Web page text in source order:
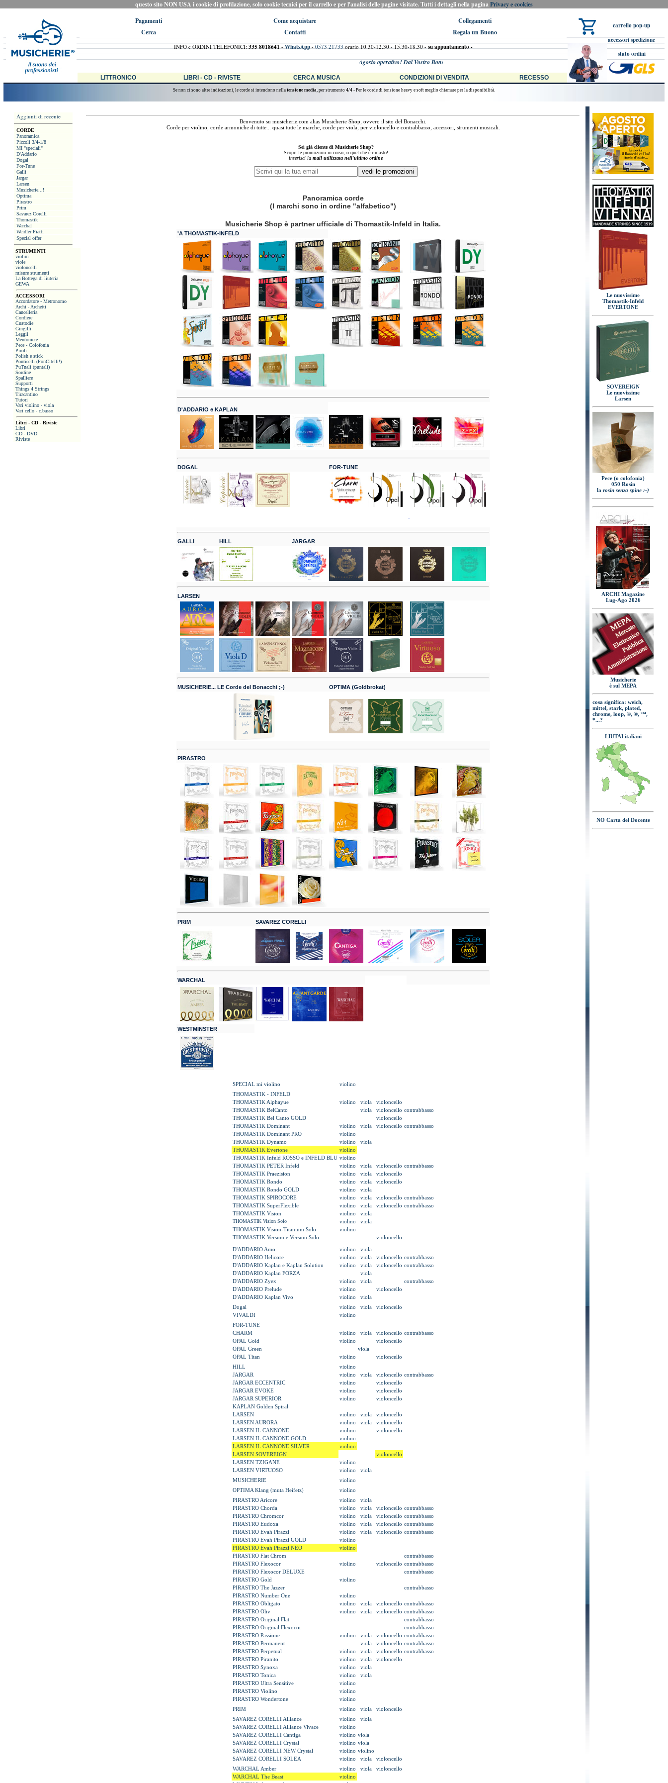
questo sito NON USA i cookie di profilazione, solo cookie tecnici per il carrello e per l'analisi delle pagine visitate. Tutti i dettagli nella paginaPrivacy e cookies
Pagamenti
Come acquistare
Collegamenti
Cerca
Contatti Regala un Buono
carrello pop-up
accessori spedizione
stato ordini
INFO e ORDINI TELEFONICI:335 8018641-WhatsApp-0573 21733orario 10.30-12.30 - 15.30-18.30 -su appuntamento -
Agosto operativo! Dal Vostro Bonacchi, alias Musicherie Shop, 98% degli ordini evasi in giornata se pervenuti entro le 18:00
LITTRONICO LIBRI - CD - RIVISTE CERCA MUSICA CONDIZIONI DI VENDITA RECESSO
Se non ci sono altre indicazioni, le corde si intendono nella tensione media, per strumento 4/4 - Per le corde di tensione heavy e soft meglio chiamare per la disponibilità.
Aggiunti di recente
CORDE
Panoramica
Piccoli 3/4-1/8
MI "speciali"
D'Addario
Dogal
For-Tune
Galli
Jargar
Larsen
Musicherie...!
Optima
Pirastro
Prim
Savarez Corelli
Thomastik
Warchal
Weidler Piatti
Special offer
STRUMENTI
violini
viole
violoncelli
misure strumenti
La Bottega di liuteria
GEWA
ACCESSORI
Accordatore - Metronomo
Archi - Archetti
Cancelleria
Cordiere
Custodie
Gingilli
Leggii
Mentoniere
Pece - Colofonia
Piroli
Polish e stick
Ponticelli (PonCitelli!)
PuTnali (puntali)
Sordine
Spalliere
Supporti
Things 4 Strings
Tiracantino
Tutori
Vari violino - viola
Vari cello - c.basso
Libri - CD - Riviste
Libri
CD - DVD
Riviste
Benvenuto su musicherie.com alias Musicherie Shop, ovvero il sito del Bonacchi.
Corde per violino, corde armoniche di tutte... quasi tutte le marche, corde per viola, per violoncello e contrabbasso, accessori, strumenti musicali.
Sei già cliente di Musicherie Shop?
Scopri le promozioni in corso, o quel che è rimasto!
inserisci la mail utilizzata nell'ultimo ordine
Panoramica corde
(I marchi sono in ordine "alfabetico")
Musicherie Shop è partner ufficiale di Thomastik-Infeld in Italia.
'A THOMASTIK-INFELD
D'ADDARIO e KAPLAN
DOGAL FOR-TUNE
-
GALLI HILL JARGAR
LARSEN
MUSICHERIE... LE Corde del Bonacchi ;-) OPTIMA (Goldbrokat)
PIRASTRO
PRIM SAVAREZ CORELLI
WARCHAL
WESTMINSTER
SPECIAL mi violino
violino
THOMASTIK - INFELD
THOMASTIK Alphayue
violino viola
violoncello
THOMASTIK BelCanto
viola violoncello contrabbasso
THOMASTIK Bel Canto GOLD
violoncello
THOMASTIK Dominant
violino viola violoncello contrabbasso
THOMASTIK Dominant PRO
violino
THOMASTIK Dynamo
violino
viola
THOMASTIK Evertone
violino
THOMASTIK Infeld ROSSO e INFELD BLU violino
THOMASTIK PETER Infeld
violino viola violoncello contrabbasso
THOMASTIK Praezision
violino viola
violoncello
THOMASTIK Rondo
violino viola
violoncello
THOMASTIK Rondo GOLD
violino
viola
THOMASTIK SPIROCORE
violino viola violoncello contrabbasso
THOMASTIK SuperFlexible
violino viola violoncello contrabbasso
THOMASTIK Vision
violino viola
THOMASTIK Vision Solo violino
viola
THOMASTIK Vision-Titanium Solo
violino
THOMASTIK Versum e Versum Solo
violoncello
D'ADDARIO Amo
violino
viola
D'ADDARIO Helicore
violino viola violoncello contrabbasso
D'ADDARIO Kaplan e Kaplan Solution
violino viola violoncello contrabbasso
D'ADDARIO Kaplan FORZA
viola
D'ADDARIO Zyex
violino viola
contrabbasso
D'ADDARIO Prelude
violino
violoncello
D'ADDARIO Kaplan Vivo
violino
viola
Dogal
violino viola
violoncello
VIVALDI
violino
FOR-TUNE
CHARM
violino viola violoncello contrabbasso
OPAL Gold
violino
violoncello
OPAL Green
viola
OPAL Titan
violino
violoncello
HILL
violino
JARGAR
violino viola violoncello contrabbasso
JARGAR ECCENTRIC
violino
violoncello
JARGAR EVOKE
violino
violoncello
JARGAR SUPERIOR
violino
violoncello
KAPLAN Golden Spiral
LARSEN
violino viola
violoncello
LARSEN AURORA
violino viola
violoncello
LARSEN IL CANNONE
violino
violoncello
LARSEN IL CANNONE GOLD
violino
LARSEN IL CANNONE SILVER
violino
LARSEN SOVEREIGN
violoncello
LARSEN TZIGANE
violino
LARSEN VIRTUOSO
violino
viola
MUSICHERIE
violino
OPTIMA Klang (muta Heifetz)
violino
PIRASTRO Aricore
violino
viola
PIRASTRO Chorda
violino viola violoncello contrabbasso
PIRASTRO Chromcor
violino viola violoncello contrabbasso
PIRASTRO Eudoxa
violino viola violoncello contrabbasso
PIRASTRO Evah Pirazzi
violino viola violoncello contrabbasso
PIRASTRO Evah Pirazzi GOLD
violino
PIRASTRO Evah Pirazzi NEO
violino
PIRASTRO Flat Chrom
contrabbasso
PIRASTRO Flexocor
violino violoncello contrabbasso
PIRASTRO Flexocor DELUXE
contrabbasso
PIRASTRO Gold
violino
PIRASTRO The Jazzer
contrabbasso
PIRASTRO Number One
violino
PIRASTRO Obligato
violino viola violoncello contrabbasso
PIRASTRO Oliv
violino viola violoncello contrabbasso
PIRASTRO Original Flat
contrabbasso
PIRASTRO Original Flexocor
contrabbasso
PIRASTRO Passione
violino viola violoncello contrabbasso
PIRASTRO Permanent
viola violoncello contrabbasso
PIRASTRO Perpetual
violino viola violoncello contrabbasso
PIRASTRO Piranito
violino viola
violoncello
PIRASTRO Synoxa
violino
viola
PIRASTRO Tonica
violino
viola
PIRASTRO Ultra Sensitive
violino
PIRASTRO Violino
violino
PIRASTRO Wondertone
violino
PRIM
violino viola
violoncello
SAVAREZ CORELLI Alliance
violino
viola
SAVAREZ CORELLI Alliance Vivace
violino
SAVAREZ CORELLI Cantiga
violino viola
SAVAREZ CORELLI Crystal
violino viola
SAVAREZ CORELLI NEW Crystal
violino violino
SAVAREZ CORELLI SOLEA
violino viola
violoncello
WARCHAL Amber
violino viola
violoncello
WARCHAL The Beast
violino
Le nuovissime
Thomastik-Infeld
EVERTONE
SOVEREIGN
Le nuovissime
Larsen
Pece (o colofonia)
050 Rosin
la rosin senza spine :-)
ARCHI Magazine
Lug-Ago 2026
Musicherie
è sul MEPA
cosa significa: weich,
mittel, stark, plated,
chrome, loop, ©, ®, ™,
*...?
LIUTAI italiani
NO Carta del Docente